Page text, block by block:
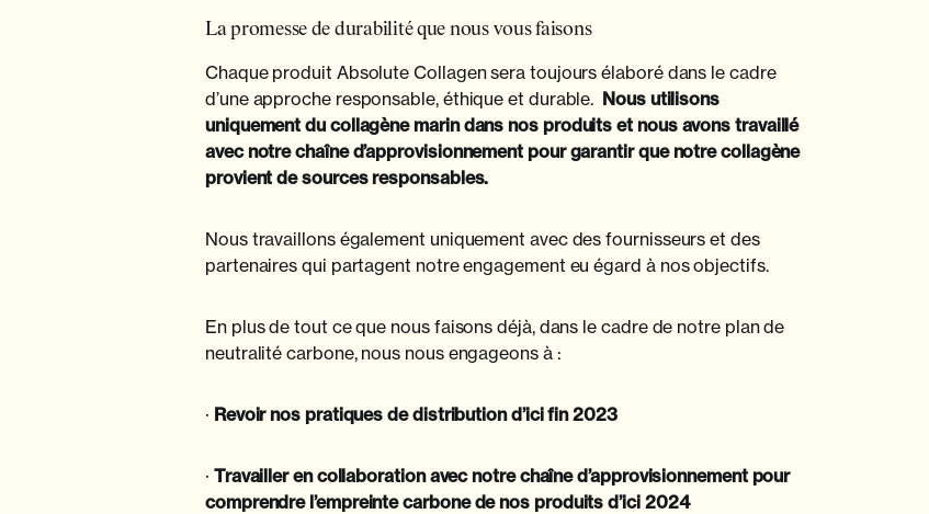
La promesse de durabilité que nous vous faisons
Chaque produit Absolute Collagen sera toujours élaboré dans le cadre
d’une approche responsable, éthique et durable. Nous utilisons
uniquement du collagène marin dans nos produits et nous avons travaillé
avec notre chaîne d’approvisionnement pour garantir que notre collagène
provient de sources responsables.
Nous travaillons également uniquement avec des fournisseurs et des
partenaires qui partagent notre engagement eu égard à nos objectifs.
En plus de tout ce que nous faisons déjà, dans le cadre de notre plan de
neutralité carbone, nous nous engageons à :
· Revoir nos pratiques de distribution d’ici fin 2023
· Travailler en collaboration avec notre chaîne d’approvisionnement pour
comprendre l’empreinte carbone de nos produits d’ici 2024